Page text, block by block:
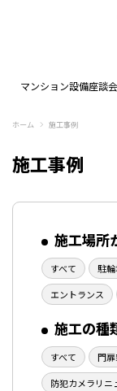
マンション設備座談会
ホーム 施工事例
施工事例
施工場所
すべて 駐
エントランス
施工の種
すべて 門
防犯カメラリニ